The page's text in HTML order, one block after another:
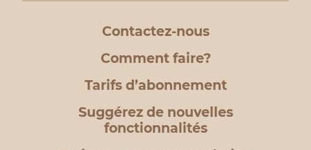
Contactez-nous
Comment faire?
Tarifs d’abonnement
Suggérez de nouvelles
fonctionnalités